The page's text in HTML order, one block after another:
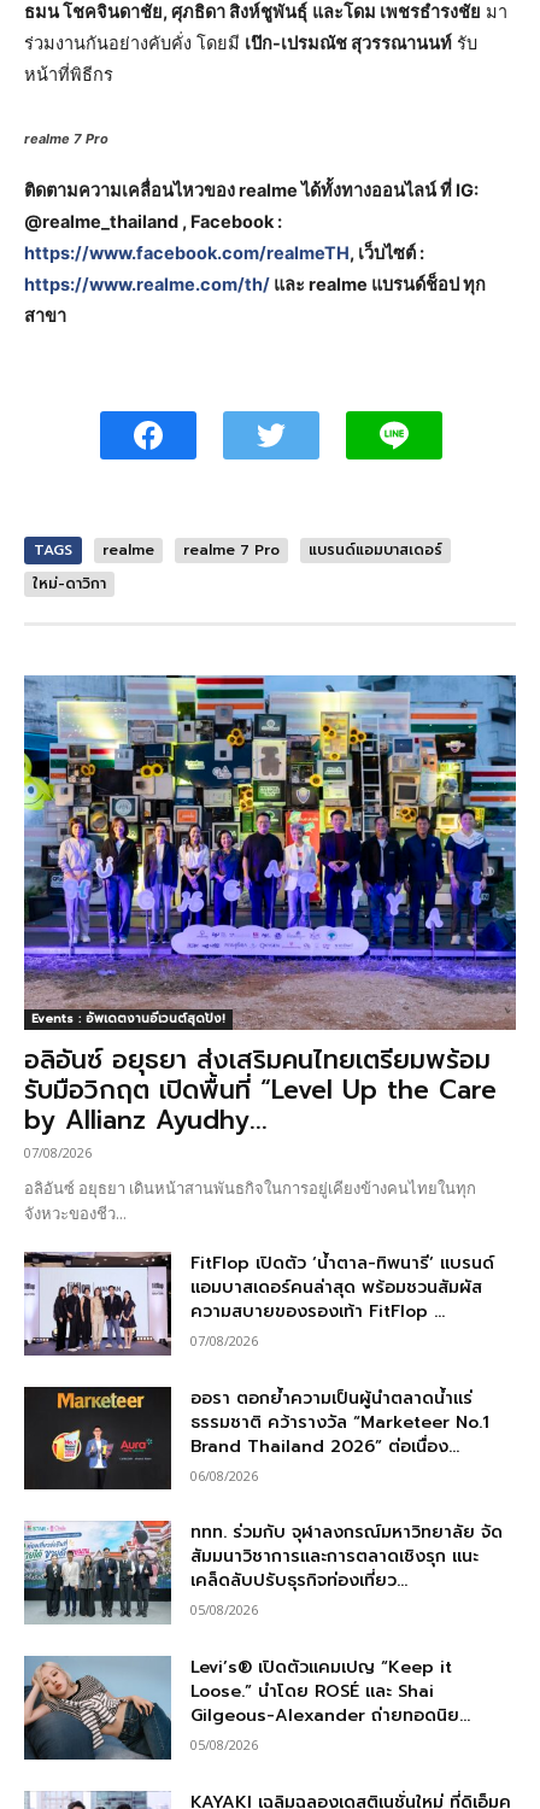
ธมน โชคจินดาชัย, ศุภธิดา สิงห์ชูพันธุ์ และโดม เพชรธำรงชัย มา
ร่วมงานกันอย่างคับคั่ง โดยมี เป๊ก-เปรมณัช สุวรรณานนท์ รับ
หน้าที่พิธีกร
realme 7 Pro
ติดตามความเคลื่อนไหวของ realme ได้ทั้งทางออนไลน์ ที่ IG:
@realme_thailand , Facebook :
https://www.facebook.com/realmeTH, เว็บไซต์ :
https://www.realme.com/th/ และ realme แบรนด์ช็อป ทุก
สาขา
TAGS realme realme 7 Pro
แบรนด์แอมบาสเดอร์
ใหม่-ดาวิกา
Events : อัพเดตงานอีเวนต์สุดปัง!
อลิอันซ์ อยุธยา ส่งเสริมคนไทยเตรียมพร้อม
รับมือวิกฤต เปิดพื้นที่ “Level Up the Care
by Allianz Ayudhy...
07/08/2026
อลิอันซ์ อยุธยา เดินหน้าสานพันธกิจในการอยู่เคียงข้างคนไทยในทุก
จังหวะของชีว...
FitFlop เปิดตัว ‘น้ำตาล-ทิพนารี’ แบรนด์
แอมบาสเดอร์คนล่าสุด พร้อมชวนสัมผัส
ความสบายของรองเท้า FitFlop ...
07/08/2026
ออรา ตอกย้ำความเป็นผู้นำตลาดน้ำแร่
ธรรมชาติ คว้ารางวัล “Marketeer No.1
Brand Thailand 2026” ต่อเนื่อง...
06/08/2026
ททท. ร่วมกับ จุฬาลงกรณ์มหาวิทยาลัย จัด
สัมมนาวิชาการและการตลาดเชิงรุก แนะ
เคล็ดลับปรับธุรกิจท่องเที่ยว...
05/08/2026
Levi’s® เปิดตัวแคมเปญ “Keep it
Loose.” นำโดย ROSÉ และ Shai
Gilgeous-Alexander ถ่ายทอดนิย...
05/08/2026
KAYAKI เฉลิมฉลองเดสติเนชั่นใหม่ ที่ดิเอ็มค